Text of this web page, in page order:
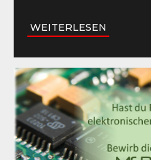
WEITERLESEN